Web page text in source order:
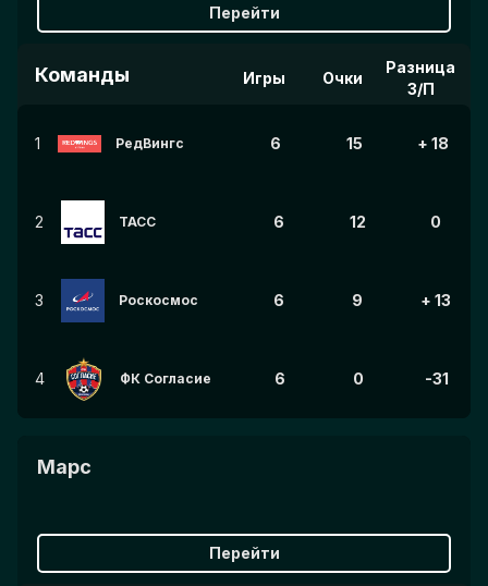
Перейти
Команды Игры Очки
Разница
З/П
1 РедВингс 6 15 + 18
2 ТАСС 6 12 0
3 Роскосмос 6 9 + 13
4 ФК Согласие 6 0 -31
Марс
Перейти